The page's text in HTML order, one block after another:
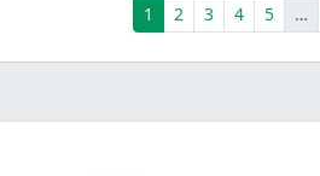
1 (current)
2 3 4 5 …